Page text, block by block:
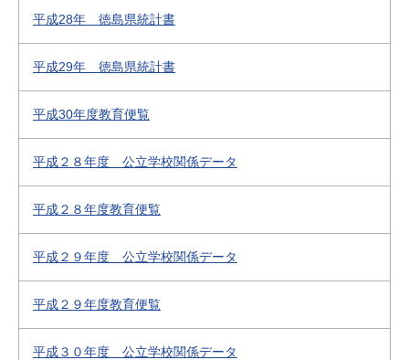
平成28年 徳島県統計書
平成29年 徳島県統計書
平成30年度教育便覧
平成２８年度 公立学校関係データ
平成２８年度教育便覧
平成２９年度 公立学校関係データ
平成２９年度教育便覧
平成３０年度 公立学校関係データ